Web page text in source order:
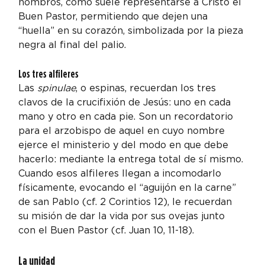
Buen Pastor, permitiendo que dejen una
“huella” en su corazón, simbolizada por la pieza
negra al final del palio.
Los tres alfileres
Las spinulae, o espinas, recuerdan los tres
clavos de la crucifixión de Jesús: uno en cada
mano y otro en cada pie. Son un recordatorio
para el arzobispo de aquel en cuyo nombre
ejerce el ministerio y del modo en que debe
hacerlo: mediante la entrega total de sí mismo.
Cuando esos alfileres llegan a incomodarlo
físicamente, evocando el “aguijón en la carne”
de san Pablo (cf. 2 Corintios 12), le recuerdan
su misión de dar la vida por sus ovejas junto
con el Buen Pastor (cf. Juan 10, 11-18).
La unidad